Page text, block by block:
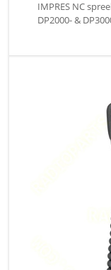
IMPRES NC
DP2000- &